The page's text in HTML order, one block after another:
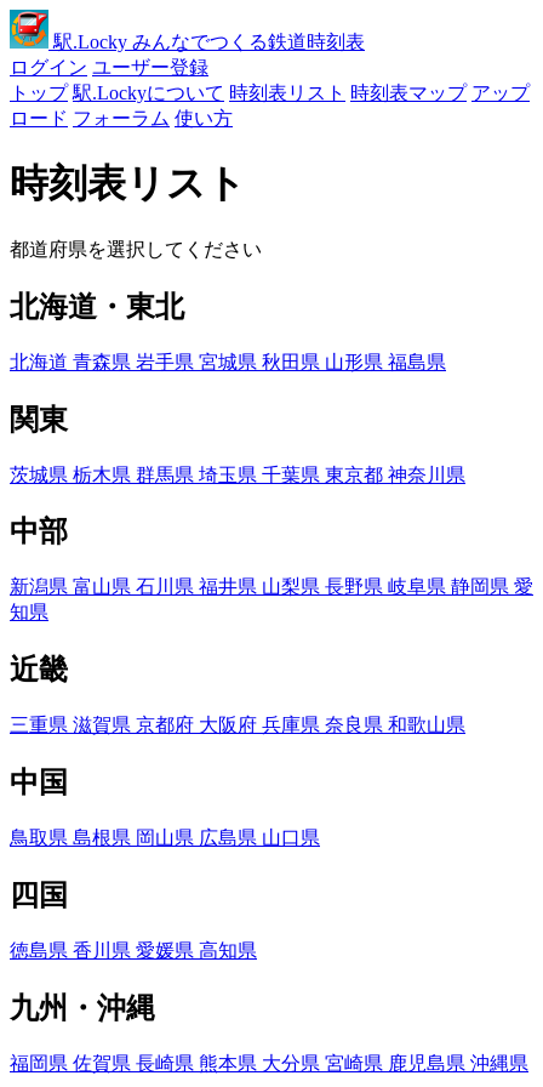
駅.Locky みんなでつくる鉄道時刻表
ログイン ユーザー登録
トップ 駅.Lockyについて 時刻表リスト 時刻表マップ アップ
ロード フォーラム 使い方
時刻表リスト
都道府県を選択してください
北海道・東北
北海道 青森県 岩手県 宮城県 秋田県 山形県 福島県
関東
茨城県 栃木県 群馬県 埼玉県 千葉県 東京都 神奈川県
中部
新潟県 富山県 石川県 福井県 山梨県 長野県 岐阜県 静岡県 愛
知県
近畿
三重県 滋賀県 京都府 大阪府 兵庫県 奈良県 和歌山県
中国
鳥取県 島根県 岡山県 広島県 山口県
四国
徳島県 香川県 愛媛県 高知県
九州・沖縄
福岡県 佐賀県 長崎県 熊本県 大分県 宮崎県 鹿児島県 沖縄県